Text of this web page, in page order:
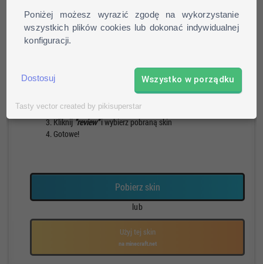
Poniżej możesz wyrazić zgodę na wykorzystanie
wszystkich plików cookies lub dokonać indywidualnej
konfiguracji.
Dostosuj Wszystko w porządku
Tasty vector created by pikisuperstar
Pieszy
Jak zainstalować skin?
Otwórz profil na stronie mojang.net
Kliknij"review"i wybierz pobraną skin
Gotowe!
Pobierz skin
lub
Użyj tej skin
na minecraft.net